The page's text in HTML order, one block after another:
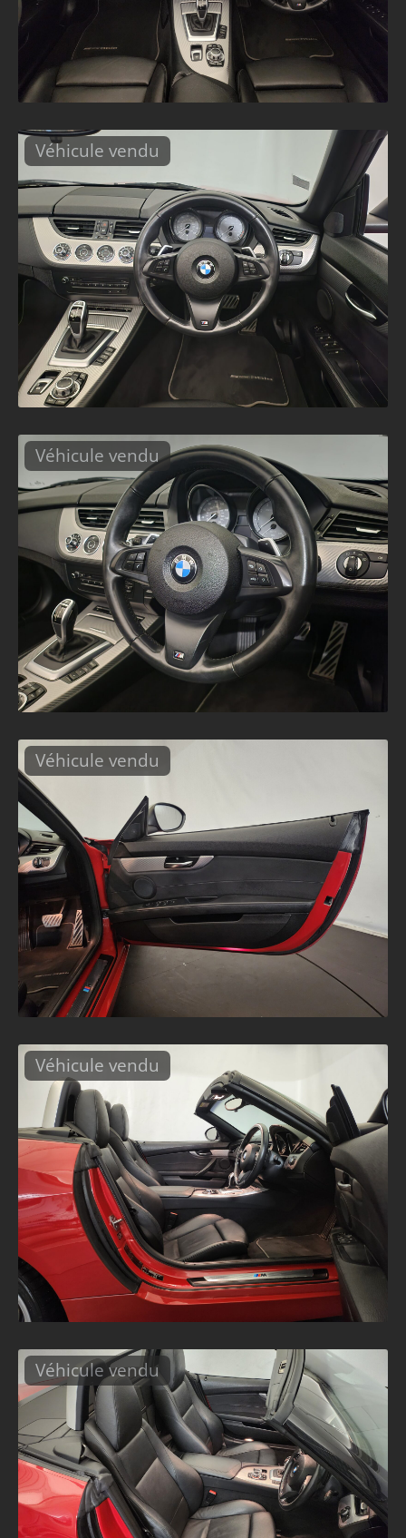
Véhicule vendu
Véhicule vendu
Véhicule vendu
Véhicule vendu
Véhicule vendu